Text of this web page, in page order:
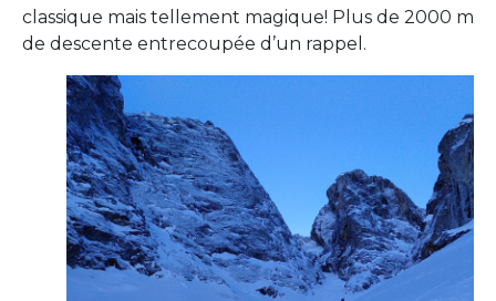
classique mais tellement magique! Plus de 2000 m
de descente entrecoupée d’un rappel.